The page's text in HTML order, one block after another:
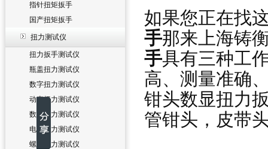
指针扭矩扳手
国产扭矩扳手
扭力测试仪
扭力扳手测试仪
瓶盖扭力测试仪
数字扭力测试仪
动态扭力测试仪
数显扭力测试仪
电批扭力测试仪
螺丝扭力测试仪
如果您正在找
手那来上海铸
手具有三种工
高、测量准确
钳头数显扭力
管钳头，皮带